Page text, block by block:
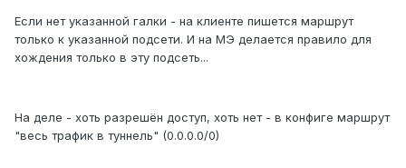
Если нет указанной галки - на клиенте пишется маршрут
только к указанной подсети. И на МЭ делается правило для
хождения только в эту подсеть...
На деле - хоть разрешён доступ, хоть нет - в конфиге маршрут
"весь трафик в туннель" (0.0.0.0/0)